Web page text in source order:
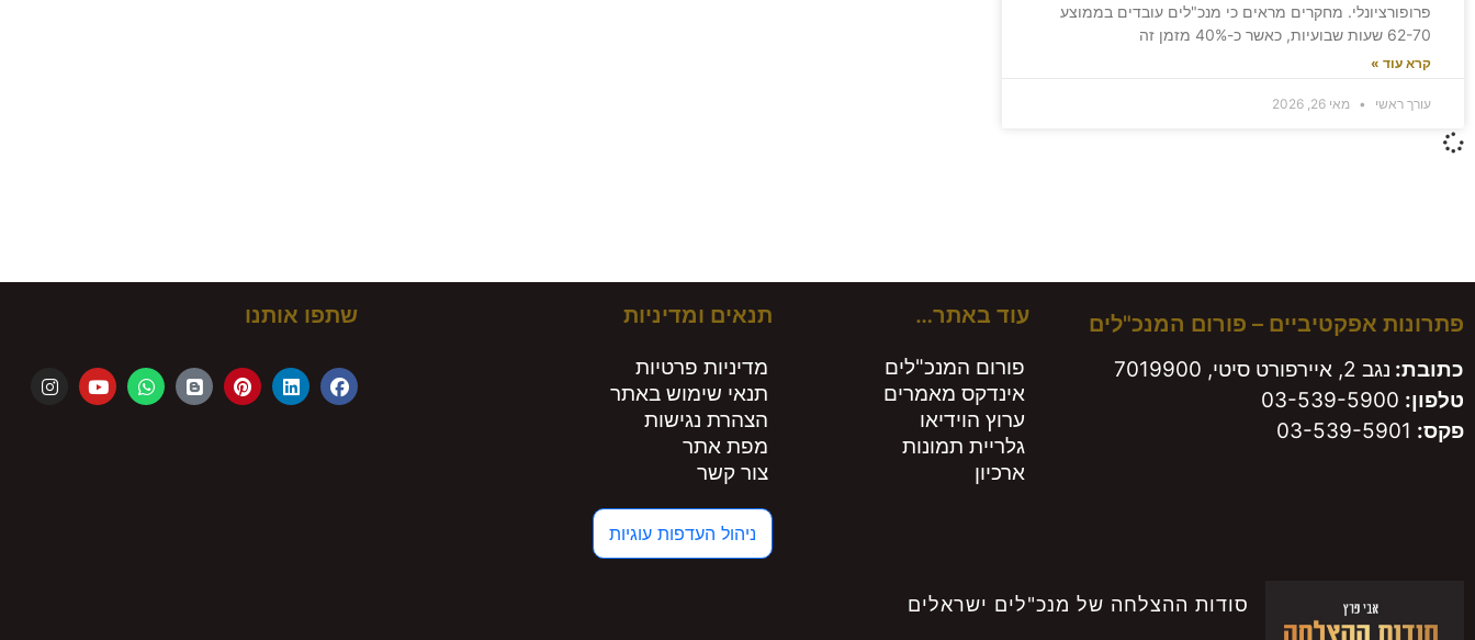
פרופורציונלי. מחקרים מראים כי מנכ"לים עובדים בממוצע
62-70 שעות שבועיות, כאשר כ-40% מזמן זה
קרא עוד »
עורך ראשי מאי 26, 2026
משאירים חותם!
פתרונות אפקטיביים – פורום המנכ"לים
כתובת: נגב 2, איירפורט סיטי, 7019900
טלפון: 03-539-5900
פקס:
עוד באתר…
פורום המנכ"לים
אינדקס מאמרים
ערוץ הוידיאו
גלריית תמונות
ארכיון
תנאים ומדיניות
מדיניות פרטיות
תנאי שימוש באתר
הצהרת נגישות
מפת אתר
צור קשר
ניהול העדפות עוגיות
שתפו אותנו
סודות ההצלחה של מנכ"לים ישראלים